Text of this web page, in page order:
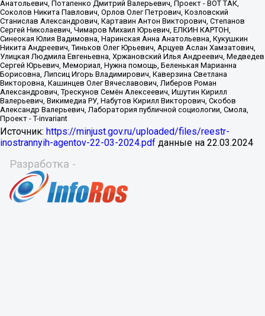
Источник: https://minjust.gov.ru/uploaded/files/reestr-
inostrannyih-agentov-22-03-2024.pdf данные на 22.03.2024
Разработка -